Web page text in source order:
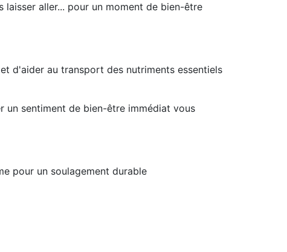
aller... pour un moment de bien-être
d'aider au transport des nutriments essentiels
un sentiment de bien-être immédiat vous
pour un soulagement durable